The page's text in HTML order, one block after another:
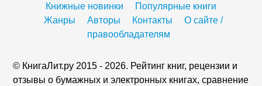
Книжные новинки
Популярные книги
Жанры
Авторы Контакты
О сайте /
правообладателям
© КнигаЛит.ру 2015 - 2026. Рейтинг книг, рецензии и
отзывы о бумажных и электронных книгах, сравнение